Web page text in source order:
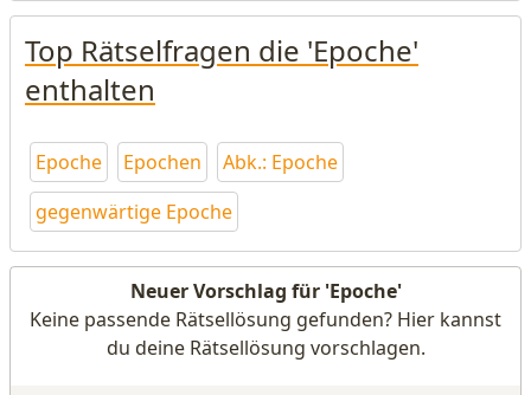
Top Rätselfragen die 'Epoche'
enthalten
Epoche Epochen
Abk.: Epoche
gegenwärtige Epoche
Neuer Vorschlag für 'Epoche'
Keine passende Rätsellösung gefunden? Hier kannst
du deine Rätsellösung vorschlagen.